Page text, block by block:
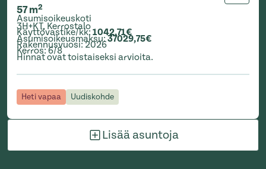
57m2
Asumisoikeuskoti
3H+KT, Kerrostalo
Käyttövastike/kk: 1042,71€
Asumisoikeusmaksu:37029,75€
Rakennusvuosi:2026
Kerros:6/8
Hinnat ovat toistaiseksi arvioita.
Heti vapaa Uudiskohde
Lisää asuntoja